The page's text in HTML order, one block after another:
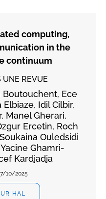
computing,
in the
continuum
UNE REVUE
Boutouchent, Ece
Idil Cilbir,
Manel Gherari,
Ercetin, Roch
Ouledsidi
Ghamri-
Kardjadja
10/2025
HAL